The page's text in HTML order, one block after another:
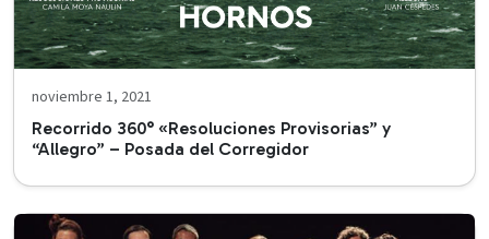
noviembre 1, 2021
Recorrido 360° «Resoluciones Provisorias” y
“Allegro” – Posada del Corregidor